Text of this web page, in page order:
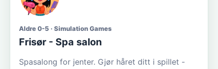
Aldre 0-5 · Simulation Games
Frisør - Spa salon
Spasalong for jenter. Gjør håret ditt i spillet -